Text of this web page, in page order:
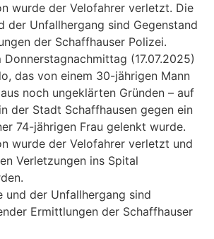
wurde der Velofahrer verletzt. Die
der Unfallhergang sind Gegenstand
der Schaffhauser Polizei.
Donnerstagnachmittag (17.07.2025)
das von einem 30-jährigen Mann
noch ungeklärten Gründen – auf
der Stadt Schaffhausen gegen ein
74-jährigen Frau gelenkt wurde.
wurde der Velofahrer verletzt und
Verletzungen ins Spital
und der Unfallhergang sind
Ermittlungen der Schaffhauser